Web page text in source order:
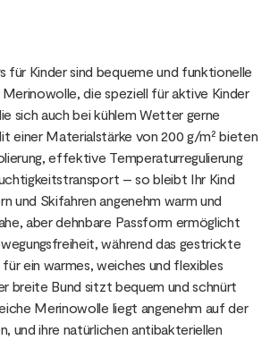
für Kinder sind bequeme und funktionelle
Merinowolle, die speziell für aktive Kinder
sich auch bei kühlem Wetter gerne
einer Materialstärke von 200 g/m² bieten
effektive Temperaturregulierung
– so bleibt Ihr Kind
und Skifahren angenehm warm und
aber dehnbare Passform ermöglicht
während das gestrickte
ein warmes, weiches und flexibles
breite Bund sitzt bequem und schnürt
Merinowolle liegt angenehm auf der
und ihre natürlichen antibakteriellen